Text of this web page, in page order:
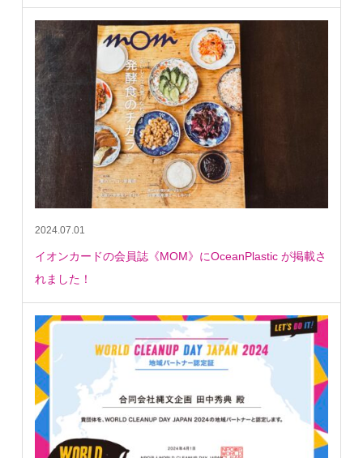
2024.07.01
イオンカードの会員誌《MOM》にOceanPlastic が掲載さ
れました！